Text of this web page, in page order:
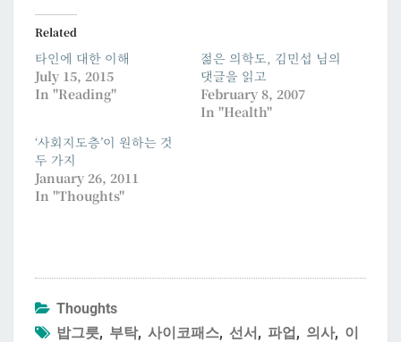
Related
타인에 대한 이해
July 15, 2015
In "Reading"
젊은 의학도, 김민섭 님의
댓글을 읽고
February 8, 2007
In "Health"
‘사회지도층’이 원하는 것
두 가지
January 26, 2011
In "Thoughts"
Thoughts
밥그릇, 부탁, 사이코패스, 선서, 파업, 의사, 이